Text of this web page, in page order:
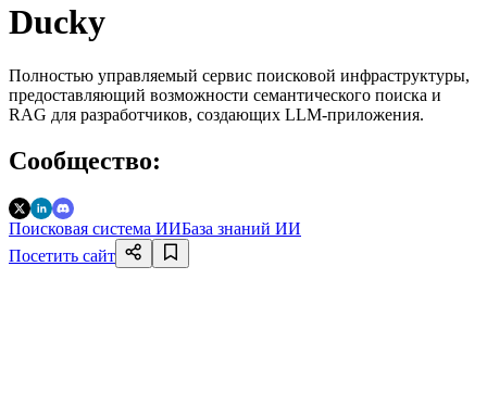
Ducky
Полностью управляемый сервис поисковой инфраструктуры,
предоставляющий возможности семантического поиска и
RAG для разработчиков, создающих LLM-приложения.
Сообщество:
Поисковая система ИИБаза знаний ИИ
Посетить сайт